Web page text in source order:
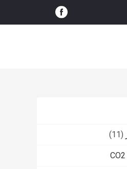
(11)